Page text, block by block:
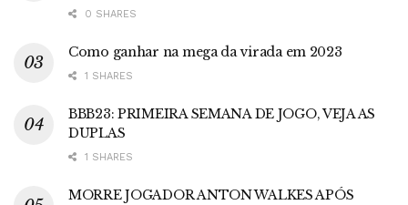
0 SHARES
Como ganhar na mega da virada em 2023
1 SHARES
BBB23: PRIMEIRA SEMANA DE JOGO, VEJA AS
DUPLAS
1 SHARES
MORRE JOGADOR ANTON WALKES APÓS